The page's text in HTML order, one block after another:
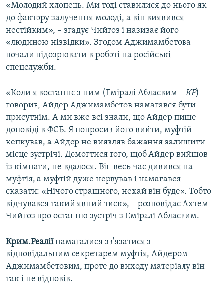
«Молодий хлопець. Ми тоді ставилися до нього як
до фактору залучення молоді, а він виявився
нестійким», – згадує Чийгоз і називає його
«людиною нізвідки». Згодом Аджимамбетова
почали підозрювати в роботі на російські
спецслужби.
«Коли я востаннє з ним (Еміралі Аблаєвим – КР)
говорив, Айдер Аджимамбетов намагався бути
присутнім. А ми вже всі знали, що Айдер пише
доповіді в ФСБ. Я попросив його вийти, муфтій
кепкував, а Айдер не виявляв бажання залишити
місце зустрічі. Домогтися того, щоб Айдер вийшов
із кімнати, не вдалося. Він весь час дивився на
муфтія, а муфтій дуже нервував і намагався
сказати: «Нічого страшного, нехай він буде». Тобто
відчувався такий явний тиск», – розповідає Ахтем
Чийгоз про останню зустріч з Еміралі Аблаєвим.
Крим.Реаліїнамагалися зв'язатися з
відповідальним секретарем муфтія, Айдером
Аджимамбетовим, проте до виходу матеріалу він
так і не відповів.